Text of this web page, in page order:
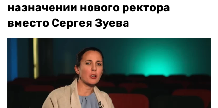
назначении нового ректора
вместо Сергея Зуева